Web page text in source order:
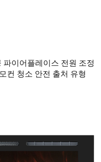
파이어플레이스 전원 조정
컨 청소 안전 출처 유형